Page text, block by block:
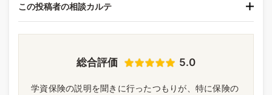
この投稿者の相談カルテ
総合評価 5.0
学資保険の説明を聞きに行ったつもりが、特に保険の